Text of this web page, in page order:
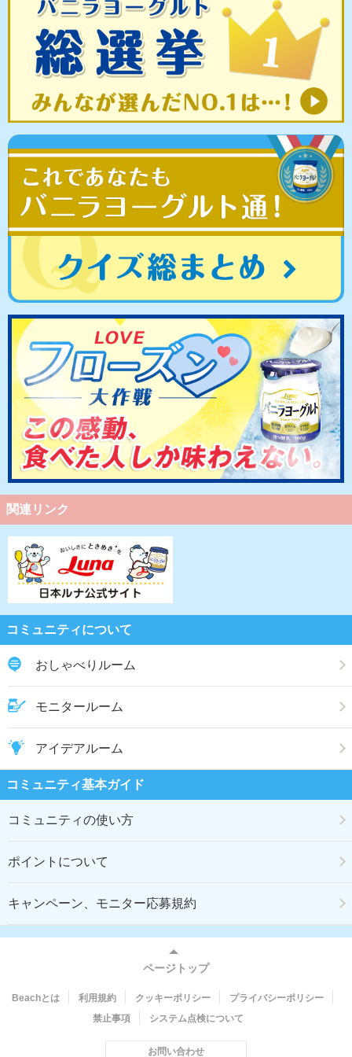
関連リンク
コミュニティについて
おしゃべりルーム
モニタールーム
アイデアルーム
コミュニティ基本ガイド
コミュニティの使い方
ポイントについて
キャンペーン、モニター応募規約
ページトップ
Beachとは 利用規約 クッキーポリシー
プライバシーポリシー
禁止事項
システム点検について
お問い合わせ